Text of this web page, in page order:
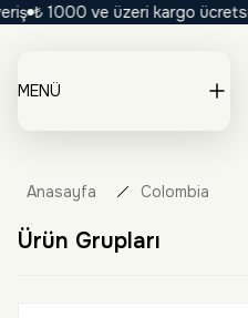
₺ 1000 ve üzeri kargo ücretsiz
MENÜ
Anasayfa Colombia
Ürün Grupları